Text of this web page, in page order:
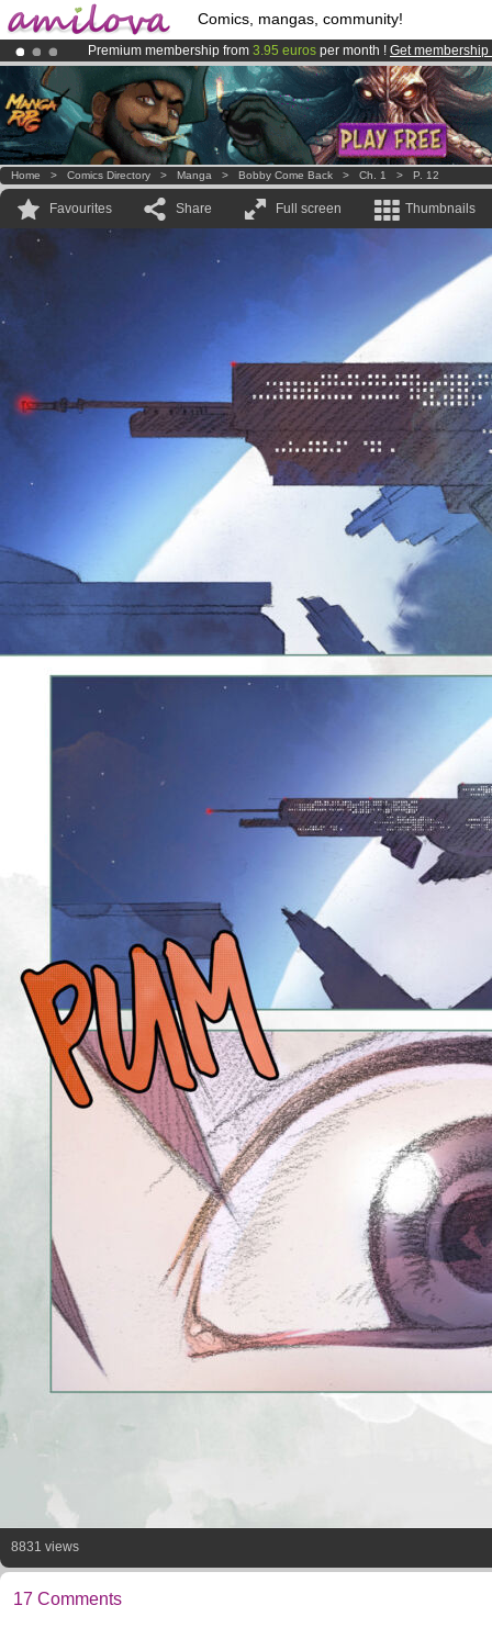
Comics, mangas, community!
Premium membership from 3.95 euros per month ! Get membership
Already 134393membersand 1208comics & mangas!.
AmilovaKickstarter is now LIVE!.
Home > Comics Directory > Manga > Bobby Come Back > Ch. 1 > P. 12
Favourites Share Full screen Thumbnails
8831 views
17 Comments